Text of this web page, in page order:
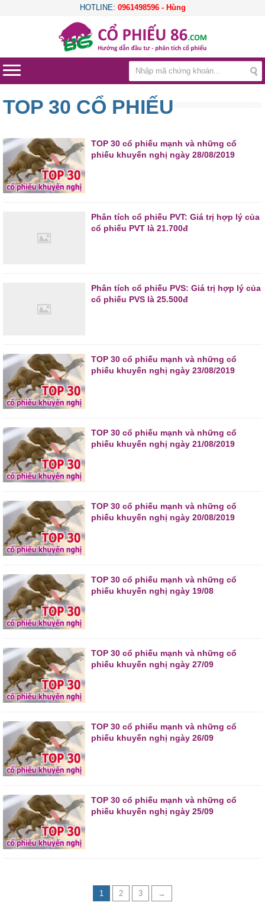
HOTLINE: 0961498596 - Hùng
TOP 30 CỔ PHIẾU
TOP 30 cổ phiếu mạnh và những cổ
phiếu khuyến nghị ngày 28/08/2019
Phân tích cổ phiếu PVT: Giá trị hợp lý của
cổ phiếu PVT là 21.700đ
Phân tích cổ phiếu PVS: Giá trị hợp lý của
cổ phiếu PVS là 25.500đ
TOP 30 cổ phiếu mạnh và những cổ
phiếu khuyến nghị ngày 23/08/2019
TOP 30 cổ phiếu mạnh và những cổ
phiếu khuyến nghị ngày 21/08/2019
TOP 30 cổ phiếu mạnh và những cổ
phiếu khuyến nghị ngày 20/08/2019
TOP 30 cổ phiếu mạnh và những cổ
phiếu khuyến nghị ngày 19/08
TOP 30 cổ phiếu mạnh và những cổ
phiếu khuyến nghị ngày 27/09
TOP 30 cổ phiếu mạnh và những cổ
phiếu khuyến nghị ngày 26/09
TOP 30 cổ phiếu mạnh và những cổ
phiếu khuyến nghị ngày 25/09
1 2 3 →